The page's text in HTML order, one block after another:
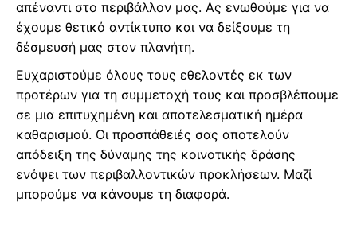
απέναντι στο περιβάλλον μας. Ας ενωθούμε για να
έχουμε θετικό αντίκτυπο και να δείξουμε τη
δέσμευσή μας στον πλανήτη.
Ευχαριστούμε όλους τους εθελοντές εκ των
προτέρων για τη συμμετοχή τους και προσβλέπουμε
σε μια επιτυχημένη και αποτελεσματική ημέρα
καθαρισμού. Οι προσπάθειές σας αποτελούν
απόδειξη της δύναμης της κοινοτικής δράσης
ενόψει των περιβαλλοντικών προκλήσεων. Μαζί
μπορούμε να κάνουμε τη διαφορά.